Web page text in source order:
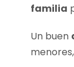
familia
Un buen